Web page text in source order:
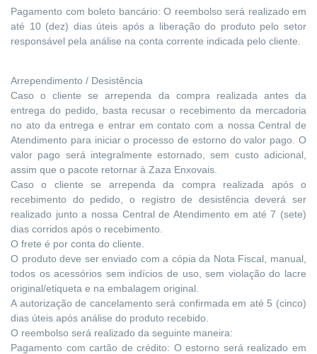
Pagamento com boleto bancário: O reembolso será realizado em
até 10 (dez) dias úteis após a liberação do produto pelo setor
responsável pela análise na conta corrente indicada pelo cliente.
Arrependimento / Desistência
Caso o cliente se arrependa da compra realizada antes da
entrega do pedido, basta recusar o recebimento da mercadoria
no ato da entrega e entrar em contato com a nossa Central de
Atendimento para iniciar o processo de estorno do valor pago. O
valor pago será integralmente estornado, sem custo adicional,
assim que o pacote retornar à Zaza Enxovais.
Caso o cliente se arrependa da compra realizada após o
recebimento do pedido, o registro de desistência deverá ser
realizado junto a nossa Central de Atendimento em até 7 (sete)
dias corridos após o recebimento.
O frete é por conta do cliente.
O produto deve ser enviado com a cópia da Nota Fiscal, manual,
todos os acessórios sem indícios de uso, sem violação do lacre
original/etiqueta e na embalagem original.
A autorização de cancelamento será confirmada em até 5 (cinco)
dias úteis após análise do produto recebido.
O reembolso será realizado da seguinte maneira:
Pagamento com cartão de crédito: O estorno será realizado em